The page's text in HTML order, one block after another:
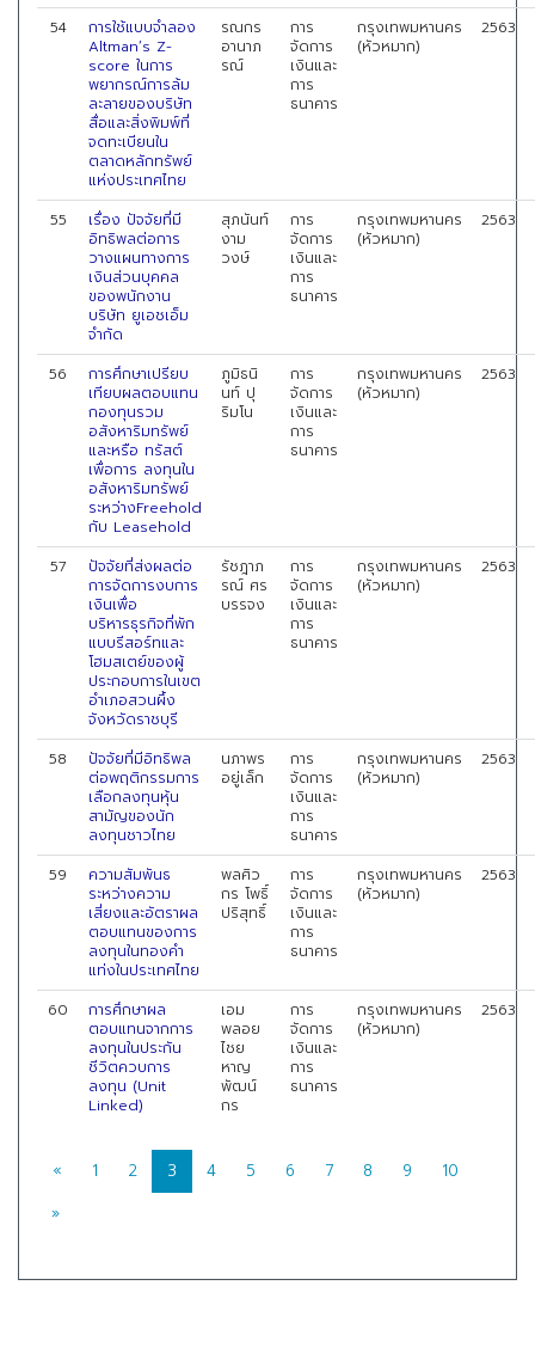
54
การใช้แบบจำลอง
Altman’s Z-
score ในการ
พยากรณ์การล้ม
ละลายของบริษัท
สื่อและสิ่งพิมพ์ที่
จดทะเบียนใน
ตลาดหลักทรัพย์
แห่งประเทศไทย
รณกร
อานาภ
รณ์
การ
จัดการ
เงินและ
การ
ธนาคาร
กรุงเทพมหานคร
(หัวหมาก)
2563
55
เรื่อง ปัจจัยที่มี
อิทธิพลต่อการ
วางแผนทางการ
เงินส่วนบุคคล
ของพนักงาน
บริษัท ยูเอชเอ็ม
จำกัด
สุภนันท์
งาม
วงษ์
การ
จัดการ
เงินและ
การ
ธนาคาร
กรุงเทพมหานคร
(หัวหมาก)
2563
56
การศึกษาเปรียบ
เทียบผลตอบแทน
กองทุนรวม
อสังหาริมทรัพย์
และหรือ ทรัสต์
เพื่อการ ลงทุนใน
อสังหาริมทรัพย์
ระหว่างFreehold
กับ Leasehold
ภูมิธนิ
นท์ ปุ
ริมโน
การ
จัดการ
เงินและ
การ
ธนาคาร
กรุงเทพมหานคร
(หัวหมาก)
2563
57
ปัจจัยที่ส่งผลต่อ
การจัดการงบการ
เงินเพื่อ
บริหารธุรกิจที่พัก
แบบรีสอร์ทและ
โฮมสเตย์ของผู้
ประกอบการในเขต
อำเภอสวนผึ้ง
จังหวัดราชบุรี
รัชฎาภ
รณ์ ศร
บรรจง
การ
จัดการ
เงินและ
การ
ธนาคาร
กรุงเทพมหานคร
(หัวหมาก)
2563
58
ปัจจัยที่มีอิทธิพล
ต่อพฤติกรรมการ
เลือกลงทุนหุ้น
สามัญของนัก
ลงทุนชาวไทย
นภาพร
อยู่เล็ก
การ
จัดการ
เงินและ
การ
ธนาคาร
กรุงเทพมหานคร
(หัวหมาก)
2563
59
ความสัมพันธ
ระหว่างความ
เสี่ยงและอัตราผล
ตอบแทนของการ
ลงทุนในทองคำ
แท่งในประเทศไทย
พลศิว
กร โพธิ์
ปริสุทธิ์
การ
จัดการ
เงินและ
การ
ธนาคาร
กรุงเทพมหานคร
(หัวหมาก)
2563
60
การศึกษาผล
ตอบแทนจากการ
ลงทุนในประกัน
ชีวิตควบการ
ลงทุน (Unit
Linked)
เอม
พลอย
ไชย
หาญ
พัฒน์
กร
การ
จัดการ
เงินและ
การ
ธนาคาร
กรุงเทพมหานคร
(หัวหมาก)
2563
« 1 2 3 4 5 6 7 8 9
10
»